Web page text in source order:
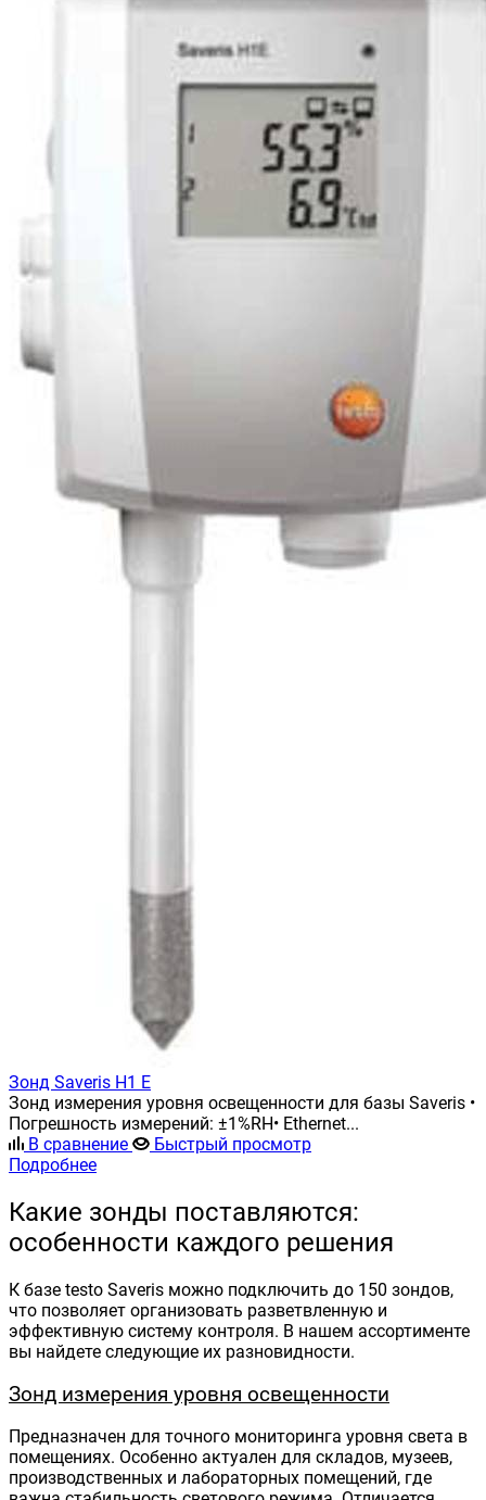
Зонд Saveris H1 E
Зонд измерения уровня освещенности для базы Saveris •
Погрешность измерений: ±1%RH• Ethernet...
В сравнение
Быстрый просмотр
Подробнее
Какие зонды поставляются:
особенности каждого решения
К базе testo Saveris можно подключить до 150 зондов,
что позволяет организовать разветвленную и
эффективную систему контроля. В нашем ассортименте
вы найдете следующие их разновидности.
Зонд измерения уровня освещенности
Предназначен для точного мониторинга уровня света в
помещениях. Особенно актуален для складов, музеев,
производственных и лабораторных помещений, где